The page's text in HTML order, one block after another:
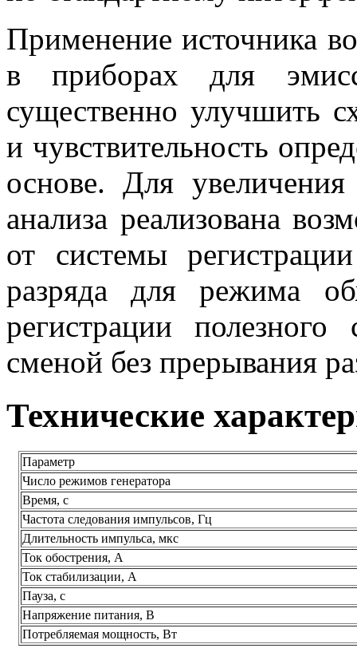
Применение источника
в приборах для
существенно улучшить
и чувствительность
основе. Для увеличения
анализа реализована
от системы
разряда для режима
регистрации
сменой без прерывания
Технические
Параметр
Число режимов генератора
Время, с
Частота следования импульсов, Гц
Длительность импульса, мкс
Ток обострения, А
Ток стабилизации, А
Пауза, с
Напряжение питания, В
Потребляемая мощность, Вт